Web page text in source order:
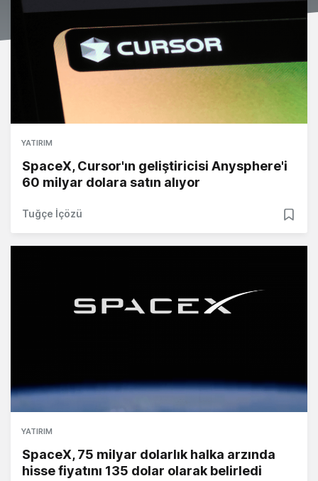
YATIRIM
SpaceX, Cursor'ın geliştiricisi Anysphere'i
60 milyar dolara satın alıyor
Tuğçe İçözü
YATIRIM
SpaceX, 75 milyar dolarlık halka arzında
hisse fiyatını 135 dolar olarak belirledi